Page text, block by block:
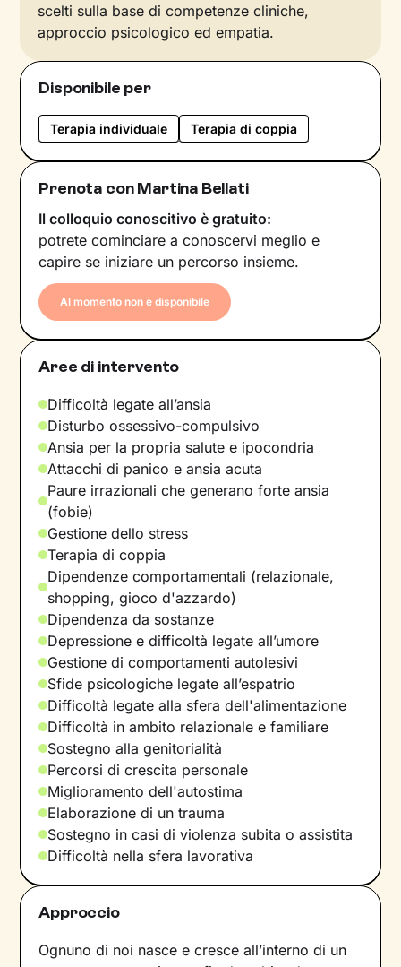
scelti sulla base di competenze cliniche,
approccio psicologico ed empatia.
Disponibile per
Terapia individuale Terapia di coppia
Prenota con Martina Bellati
Il colloquio conoscitivo è gratuito:
potrete cominciare a conoscervi meglio e
capire se iniziare un percorso insieme.
Al momento non è disponibile
Aree di intervento
Difficoltà legate all’ansia
Disturbo ossessivo-compulsivo
Ansia per la propria salute e ipocondria
Attacchi di panico e ansia acuta
Paure irrazionali che generano forte ansia
(fobie)
Gestione dello stress
Terapia di coppia
Dipendenze comportamentali (relazionale,
shopping, gioco d'azzardo)
Dipendenza da sostanze
Depressione e difficoltà legate all’umore
Gestione di comportamenti autolesivi
Sfide psicologiche legate all’espatrio
Difficoltà legate alla sfera dell'alimentazione
Difficoltà in ambito relazionale e familiare
Sostegno alla genitorialità
Percorsi di crescita personale
Miglioramento dell'autostima
Elaborazione di un trauma
Sostegno in casi di violenza subita o assistita
Difficoltà nella sfera lavorativa
Approccio
Ognuno di noi nasce e cresce all’interno di un